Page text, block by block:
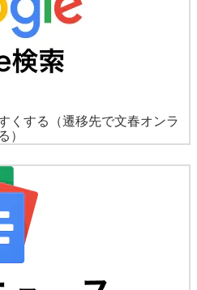
くする
（遷移先で文春オンラ
）